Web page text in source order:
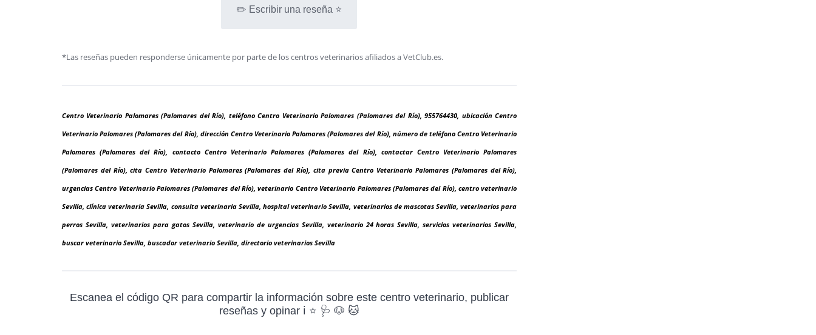
✏️ Escribir una reseña ⭐
*Las reseñas pueden responderse únicamente por parte de los centros veterinarios afiliados a VetClub.es.
Centro Veterinario Palomares (Palomares del Río), teléfono Centro Veterinario Palomares (Palomares del Río), 955764430, ubicación Centro
Veterinario Palomares (Palomares del Río), dirección Centro Veterinario Palomares (Palomares del Río), número de teléfono Centro Veterinario
Palomares (Palomares del Río), contacto Centro Veterinario Palomares (Palomares del Río), contactar Centro Veterinario Palomares
(Palomares del Río), cita Centro Veterinario Palomares (Palomares del Río), cita previa Centro Veterinario Palomares (Palomares del Río),
urgencias Centro Veterinario Palomares (Palomares del Río), veterinario Centro Veterinario Palomares (Palomares del Río), centro veterinario
Sevilla, clínica veterinaria Sevilla, consulta veterinaria Sevilla, hospital veterinario Sevilla, veterinarios de mascotas Sevilla, veterinarios para
perros Sevilla, veterinarios para gatos Sevilla, veterinario de urgencias Sevilla, veterinario 24 horas Sevilla, servicios veterinarios Sevilla,
buscar veterinario Sevilla, buscador veterinario Sevilla, directorio veterinarios Sevilla
Escanea el código QR para compartir la información sobre este centro veterinario, publicar
reseñas y opinar ℹ️ ⭐ 🩺 🐶 🐱